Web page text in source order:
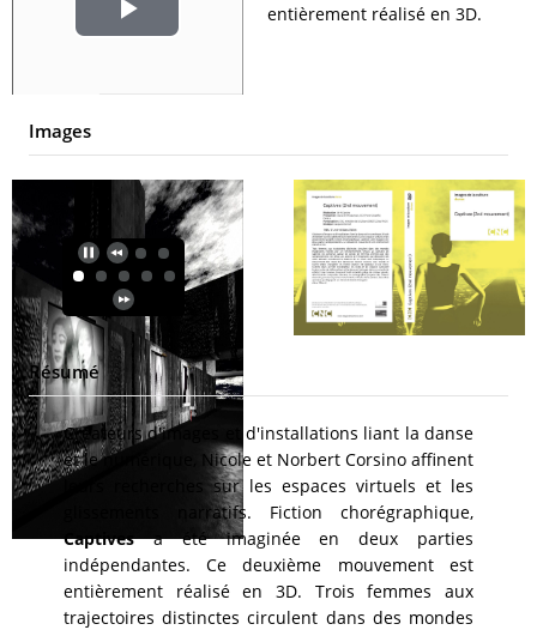
Play
Video
entièrement réalisé en 3D.
Images
Résumé
Créateurs d'images et d'installations liant la danse
et le numérique, Nicole et Norbert Corsino affinent
leurs recherches sur les espaces virtuels et les
glissements narratifs. Fiction chorégraphique,
Captivesa été imaginée en deux parties
indépendantes. Ce deuxième mouvement est
entièrement réalisé en 3D. Trois femmes aux
trajectoires distinctes circulent dans des mondes